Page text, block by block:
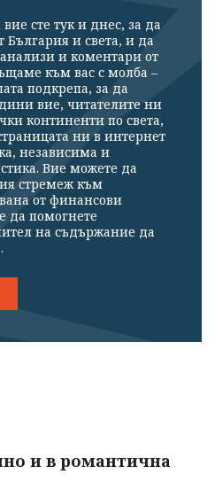
сте тук и днес, за да
България и света, и да
и коментари от
към вас с молба –
подкрепа, за да
вие, читателите ни
континенти по света,
ни в интернет
независима и
Вие можете да
стремеж към
от финансови
да помогнете
на съдържание да
и в романтична